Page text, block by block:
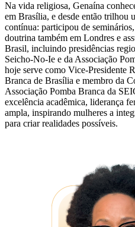
Na vida religiosa, Genaína
em Brasília, e desde então trilhou
contínua: participou de
doutrina também em Londres e
Brasil, incluindo presidências
Seicho-No-Ie e da Associação
hoje serve como Vice-Presidente
Branca de Brasília e membro da
Associação Pomba Branca da
excelência acadêmica, liderança
ampla, inspirando mulheres a
para criar realidades possíveis.